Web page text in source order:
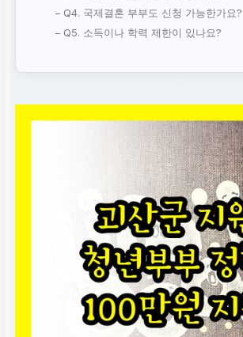
– Q4. 국제결혼 부부도 신청 가능한가요?
– Q5. 소득이나 학력 제한이 있나요?